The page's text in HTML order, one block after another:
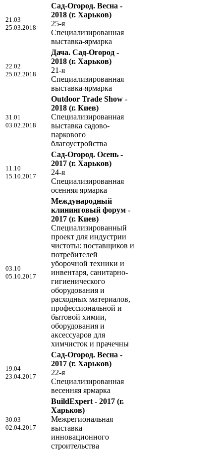
21.03
25.03.2018
Сад-Огород. Весна -
2018 (г. Харьков)
25-я
Специализированная
выставка-ярмарка
22.02
25.02.2018
Дача. Сад-Огород -
2018 (г. Харьков)
21-я
Специализированная
выставка-ярмарка
31.01
03.02.2018
Outdoor Trade Show -
2018 (г. Киев)
Специализированная
выставка садово-
паркового
благоустройства
11.10
15.10.2017
Сад-Огород. Осень -
2017 (г. Харьков)
24-я
Специализированная
осенняя ярмарка
03.10
05.10.2017
Международный
клининговый форум -
2017 (г. Киев)
Специализированный
проект для индустрии
чистоты: поставщиков и
потребителей
уборочной техники и
инвентаря, санитарно-
гигиенического
оборудования и
расходных материалов,
профессиональной и
бытовой химии,
оборудования и
аксессуаров для
химчисток и прачечны
19.04
23.04.2017
Сад-Огород. Весна -
2017 (г. Харьков)
22-я
Специализированная
весенняя ярмарка
30.03
02.04.2017
BuildExpert - 2017 (г.
Харьков)
Межрегиональная
выставка
инновационного
строительства